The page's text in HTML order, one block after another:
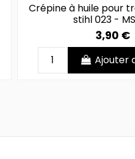
Crépine à huile pour
stihl 023 -
3,90 €
Ajouter